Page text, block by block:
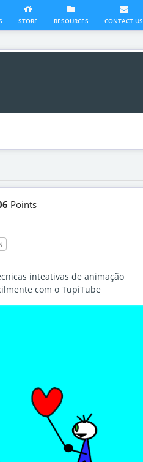
STORE RESOURCES CONTACT US
unregistered users
Points
inteativas de animação
com o TupiTube